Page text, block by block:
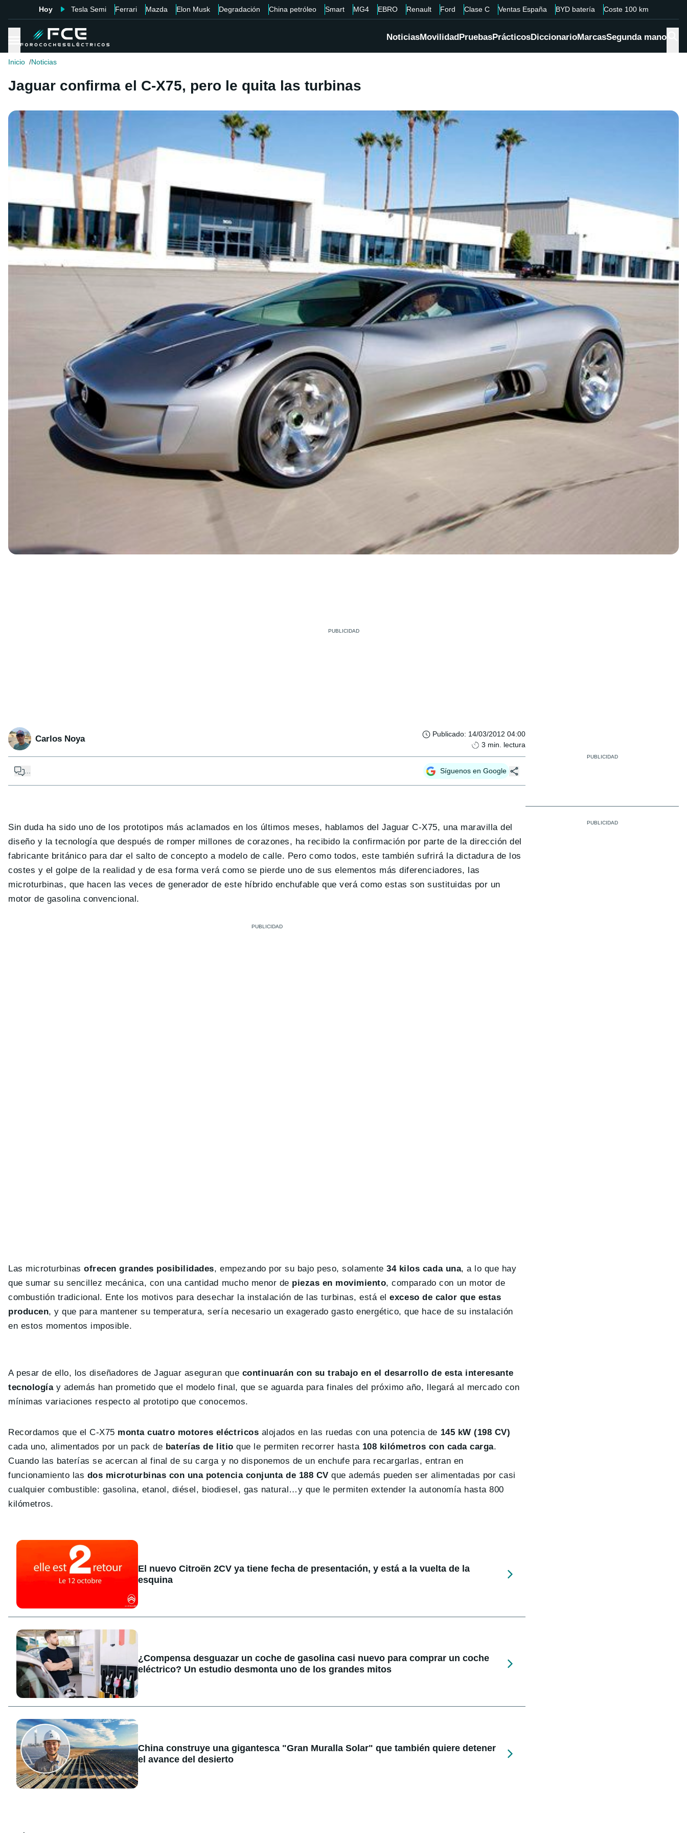
Hoy Tesla Semi Ferrari Mazda Elon Musk Degradación China petróleo Smart MG4 EBRO Renault Ford Clase C Ventas España BYD batería Coste 100 km
NoticiasMovilidadPruebasPrácticosDiccionarioMarcasSegunda mano
Inicio Noticias
Jaguar confirma el C-X75, pero le quita las turbinas
Carlos Noya Publicado: 14/03/2012 04:00
3 min. lectura
... Síguenos en Google
Sin duda ha sido uno de los prototipos más aclamados en los últimos meses, hablamos del Jaguar C-X75, una maravilla del
diseño y la tecnología que después de romper millones de corazones, ha recibido la confirmación por parte de la dirección del
fabricante británico para dar el salto de concepto a modelo de calle. Pero como todos, este también sufrirá la dictadura de los
costes y el golpe de la realidad y de esa forma verá como se pierde uno de sus elementos más diferenciadores, las
microturbinas, que hacen las veces de generador de este híbrido enchufable que verá como estas son sustituidas por un
motor de gasolina convencional.
Las microturbinasofrecen grandes posibilidades, empezando por su bajo peso, solamente34 kilos cada una, a lo que hay
que sumar su sencillez mecánica, con una cantidad mucho menor de piezas en movimiento, comparado con un motor de
combustión tradicional. Ente los motivos para desechar la instalación de las turbinas, está el exceso de calor que estas
producen, y que para mantener su temperatura, sería necesario un exagerado gasto energético, que hace de su instalación
en estos momentos imposible.
A pesar de ello, los diseñadores de Jaguar aseguran que continuarán con su trabajo en el desarrollo de esta interesante
tecnologíay además han prometido que el modelo final, que se aguarda para finales del próximo año, llegará al mercado con
mínimas variaciones respecto al prototipo que conocemos.
Recordamos que el C-X75 monta cuatro motores eléctricos alojados en las ruedas con una potencia de 145 kW (198 CV)
cada uno, alimentados por un pack de baterías de litio que le permiten recorrer hasta 108 kilómetros con cada carga.
Cuando las baterías se acercan al final de su carga y no disponemos de un enchufe para recargarlas, entran en
funcionamiento las dos microturbinas con una potencia conjunta de 188 CV que además pueden ser alimentadas por casi
cualquier combustible: gasolina, etanol, diésel, biodiesel, gas natural…y que le permiten extender la autonomía hasta 800
kilómetros.
El nuevo Citroën 2CV ya tiene fecha de presentación, y está a la vuelta de la
esquina
¿Compensa desguazar un coche de gasolina casi nuevo para comprar un coche
eléctrico? Un estudio desmonta uno de los grandes mitos
China construye una gigantesca "Gran Muralla Solar" que también quiere detener
el avance del desierto